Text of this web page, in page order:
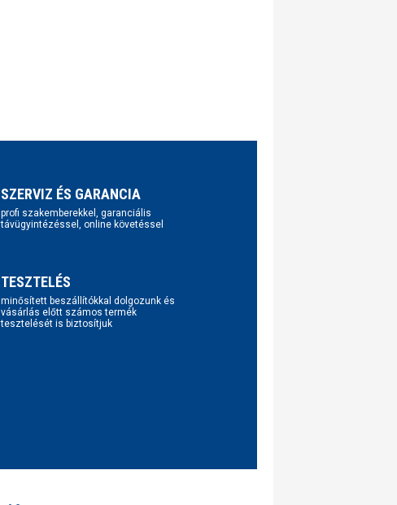
SZERVIZ ÉS GARANCIA
profi szakemberekkel, garanciális
távügyintézéssel, online követéssel
TESZTELÉS
minősített beszállítókkal dolgozunk és
vásárlás előtt számos termék
tesztelését is biztosítjuk